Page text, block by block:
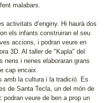
malabars.
activitats d’enginy. Hi haurà dos
els infants construiran el seu
accions, i podran veure en
3D. Al taller de "Kapla" del
nens i nenes elaboraran grans
cap encaix.
amb la cultura i la tradició. Es
de Santa Tecla, un del món de
podran veure de ben a prop un